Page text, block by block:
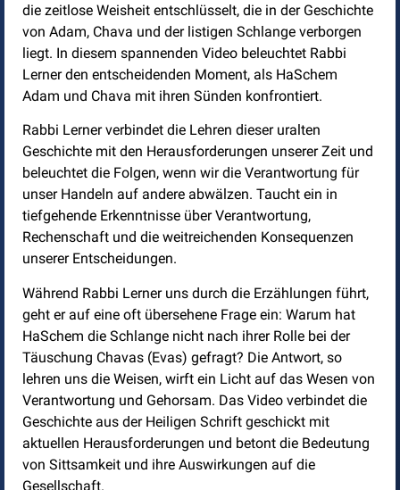
die zeitlose Weisheit entschlüsselt, die in der Geschichte
von Adam, Chava und der listigen Schlange verborgen
liegt. In diesem spannenden Video beleuchtet Rabbi
Lerner den entscheidenden Moment, als HaSchem
Adam und Chava mit ihren Sünden konfrontiert.
Rabbi Lerner verbindet die Lehren dieser uralten
Geschichte mit den Herausforderungen unserer Zeit und
beleuchtet die Folgen, wenn wir die Verantwortung für
unser Handeln auf andere abwälzen. Taucht ein in
tiefgehende Erkenntnisse über Verantwortung,
Rechenschaft und die weitreichenden Konsequenzen
unserer Entscheidungen.
Während Rabbi Lerner uns durch die Erzählungen führt,
geht er auf eine oft übersehene Frage ein: Warum hat
HaSchem die Schlange nicht nach ihrer Rolle bei der
Täuschung Chavas (Evas) gefragt? Die Antwort, so
lehren uns die Weisen, wirft ein Licht auf das Wesen von
Verantwortung und Gehorsam. Das Video verbindet die
Geschichte aus der Heiligen Schrift geschickt mit
aktuellen Herausforderungen und betont die Bedeutung
von Sittsamkeit und ihre Auswirkungen auf die
Gesellschaft.